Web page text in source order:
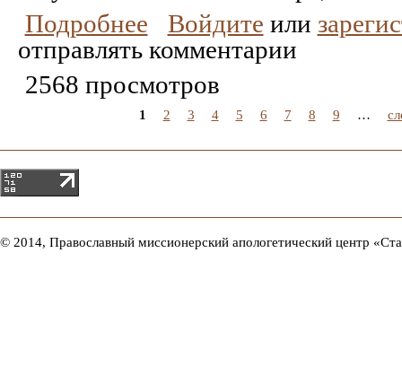
Подробнее
Войдите или
отправлять комментарии
2568 просмотров
1 2 3 4 5 6 7 8 9 …
© 2014, Православный миссионерский апологетический центр